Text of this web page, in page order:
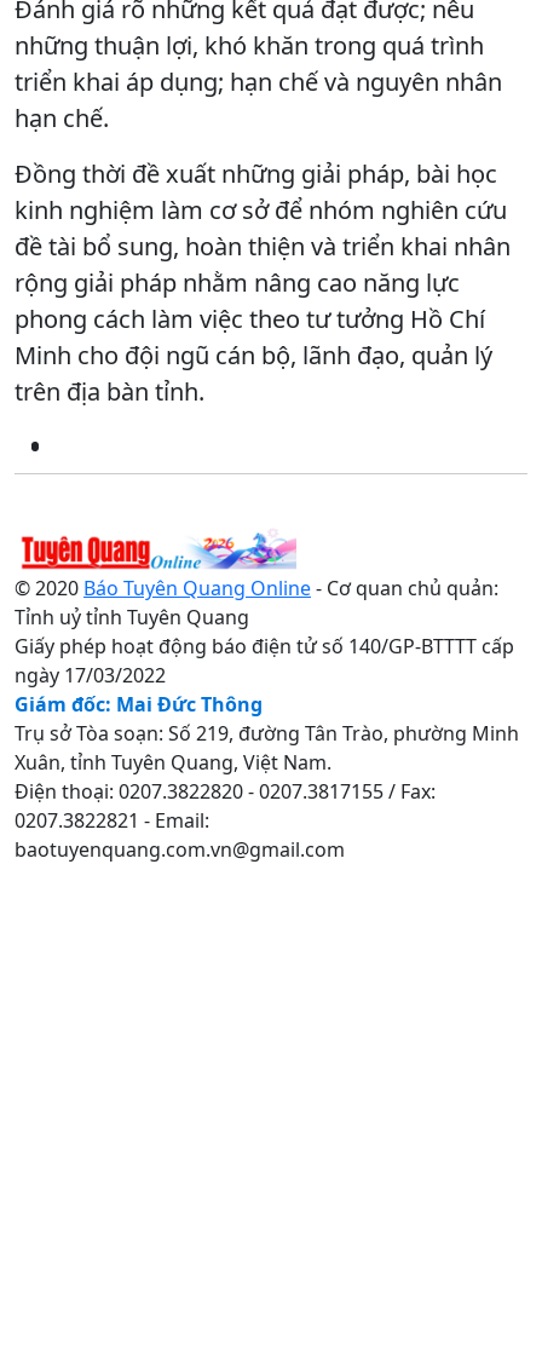
Đánh giá rõ những kết quả đạt được; nêu
những thuận lợi, khó khăn trong quá trình
triển khai áp dụng; hạn chế và nguyên nhân
hạn chế.
Đồng thời đề xuất những giải pháp, bài học
kinh nghiệm làm cơ sở để nhóm nghiên cứu
đề tài bổ sung, hoàn thiện và triển khai nhân
rộng giải pháp nhằm nâng cao năng lực
phong cách làm việc theo tư tưởng Hồ Chí
Minh cho đội ngũ cán bộ, lãnh đạo, quản lý
trên địa bàn tỉnh.
© 2020 Báo Tuyên Quang Online- Cơ quan chủ quản:
Tỉnh uỷ tỉnh Tuyên Quang
Giấy phép hoạt động báo điện tử số 140/GP-BTTTT cấp
ngày 17/03/2022
Giám đốc: Mai Đức Thông
Trụ sở Tòa soạn: Số 219, đường Tân Trào, phường Minh
Xuân, tỉnh Tuyên Quang, Việt Nam.
Điện thoại: 0207.3822820 - 0207.3817155 / Fax:
0207.3822821 - Email:
baotuyenquang.com.vn@gmail.com